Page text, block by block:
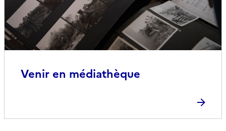
Venir en médiathèque